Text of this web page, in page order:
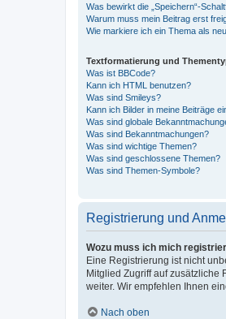
Was bewirkt die „Speichern“-
Warum muss mein Beitrag erst
Wie markiere ich ein Thema als
Textformatierung und
Was ist BBCode?
Kann ich HTML benutzen?
Was sind Smileys?
Kann ich Bilder in meine Beiträge
Was sind globale
Was sind Bekanntmachungen?
Was sind wichtige Themen?
Was sind geschlossene Themen?
Was sind Themen-Symbole?
Registrierung und
Wozu muss ich mich
Eine Registrierung ist nicht
Mitglied Zugriff auf zusätzliche
weiter. Wir empfehlen Ihnen
Nach oben